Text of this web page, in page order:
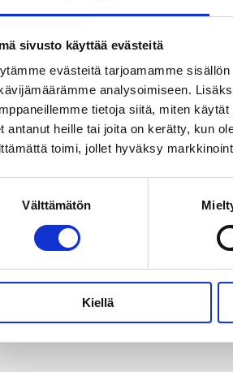
sivusto käyttää evästeitä
evästeitä tarjoamamme
analysoimiseen.
tietoja siitä, miten
antanut heille tai joita on kerätty, kun
toimi, jollet hyväksy
Välttämätön
Kiellä